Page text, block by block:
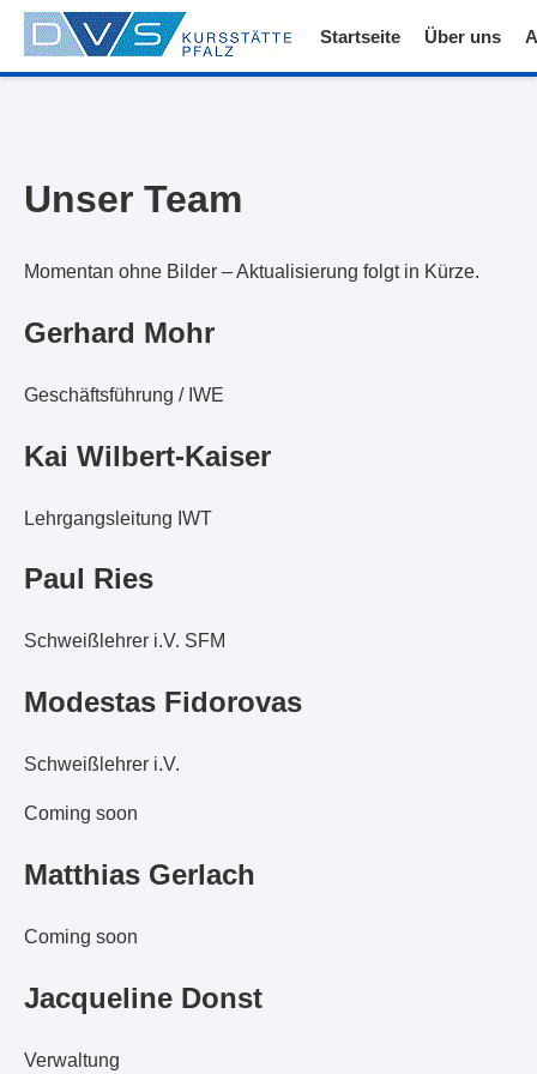
Startseite Über uns
Unser Team
Momentan ohne Bilder – Aktualisierung folgt in Kürze.
Gerhard Mohr
Geschäftsführung / IWE
Kai Wilbert-Kaiser
Lehrgangsleitung IWT
Paul Ries
Schweißlehrer i.V. SFM
Modestas Fidorovas
Schweißlehrer i.V.
Coming soon
Matthias Gerlach
Coming soon
Jacqueline Donst
Verwaltung